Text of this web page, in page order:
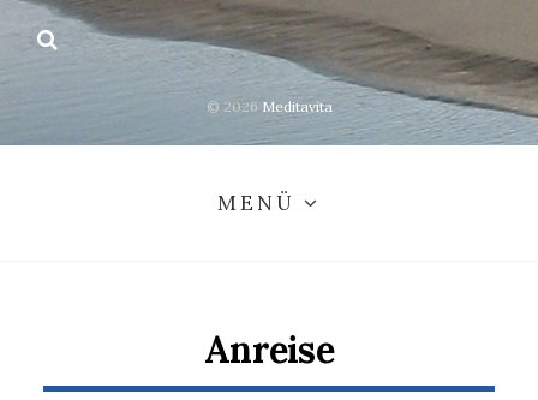
© 2026 Meditavita
MENÜ
Anreise